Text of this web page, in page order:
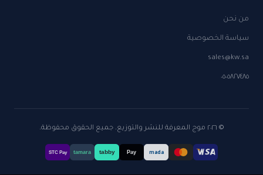
من نحن
سياسة الخصوصية
sales@kw.sa
٠٥٠٥٨٢٧٤٨٥
© ٢٠٢٦ موج المعرفة للنشر والتوزيع. جميع الحقوق محفوظة.
mada
Pay
tabby
tamara
STC Pay